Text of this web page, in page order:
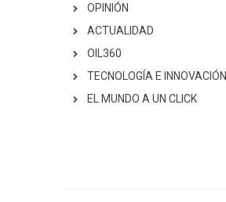
OPINIÓN
ACTUALIDAD
OIL360
TECNOLOGÍA E INNOVACIÓN
EL MUNDO A UN CLICK